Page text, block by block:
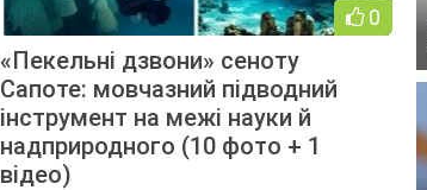
0
«Пекельні дзвони» сеноту
Сапоте: мовчазний підводний
інструмент на межі науки й
надприродного (10 фото + 1
відео)